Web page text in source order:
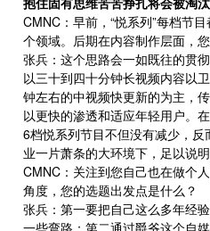
CMNC：早前，“悦系列”每档节
个领域。后期在内容制作层面，
张兵：这个思路会一如既往的贯
以三十到四十分钟长视频内容以
钟左右的中视频快更新的为主，
以更快的渗透和适应年轻用户。
6档悦系列节目不但没有减少，
业一片萧条的大环境下，足以说
CMNC：关注到您自己也在做个
角度，您的选题出发点是什么？
张兵：第一要把自己这么多年经
一些弯路；第二通过爵爷这个自